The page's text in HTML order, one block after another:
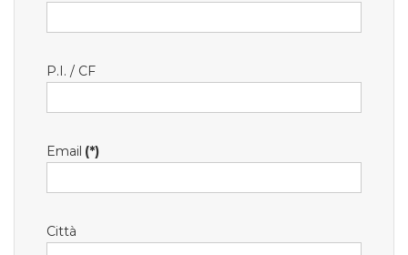
P.I. / CF
Email (*)
Città